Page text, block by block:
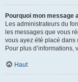
Pourquoi mon message
Les administrateurs du
les messages que vous
vous ayez été placé dans
Pour plus
Haut